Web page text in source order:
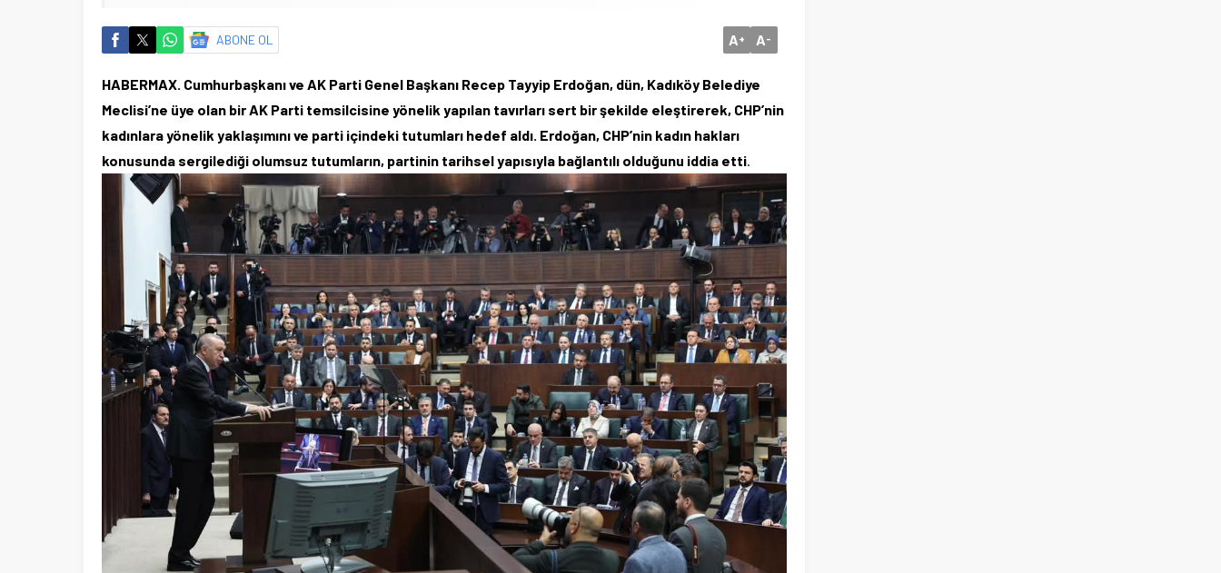
ABONE OL A+ A-
HABERMAX. Cumhurbaşkanı ve AK Parti Genel Başkanı Recep Tayyip Erdoğan, dün, Kadıköy Belediye
Meclisi’ne üye olan bir AK Parti temsilcisine yönelik yapılan tavırları sert bir şekilde eleştirerek, CHP’nin
kadınlara yönelik yaklaşımını ve parti içindeki tutumları hedef aldı. Erdoğan, CHP’nin kadın hakları
konusunda sergilediği olumsuz tutumların, partinin tarihsel yapısıyla bağlantılı olduğunu iddia etti.